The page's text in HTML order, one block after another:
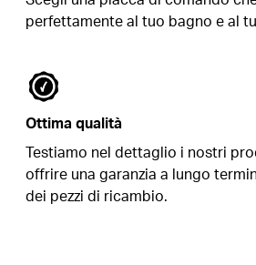
perfettamente al tuo bagno e al
Ottima qualità
Testiamo nel dettaglio i nostri
offrire una garanzia a lungo
dei pezzi di ricambio.